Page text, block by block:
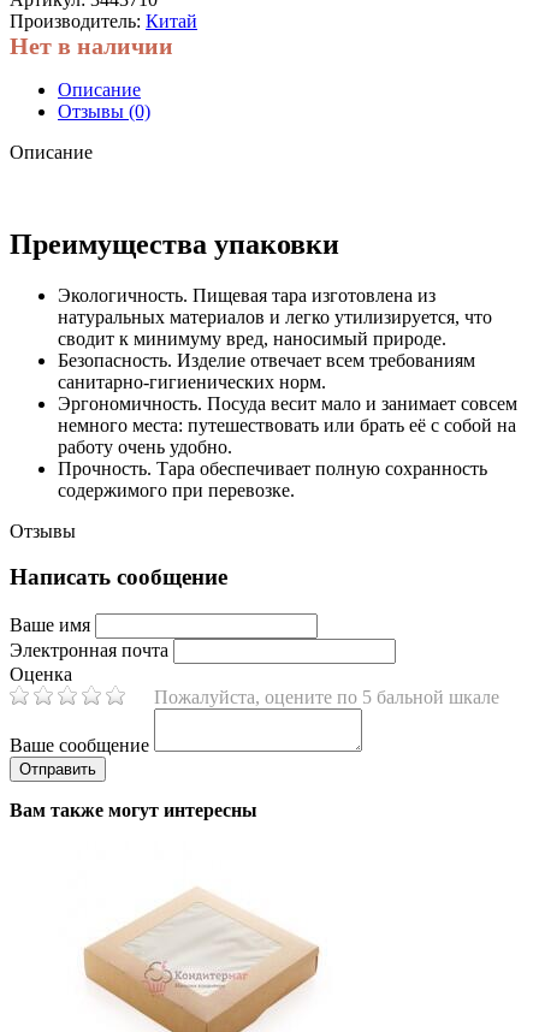
Производитель: Китай
Нет в наличии
Описание
Отзывы (0)
Описание
Преимущества упаковки
Экологичность. Пищевая тара изготовлена из
натуральных материалов и легко утилизируется, что
сводит к минимуму вред, наносимый природе.
Безопасность. Изделие отвечает всем требованиям
санитарно-гигиенических норм.
Эргономичность. Посуда весит мало и занимает совсем
немного места: путешествовать или брать её с собой на
работу очень удобно.
Прочность. Тара обеспечивает полную сохранность
содержимого при перевозке.
Отзывы
Написать сообщение
Ваше имя
Электронная почта
Оценка
Пожалуйста, оцените по 5 бальной шкале
Ваше сообщение
Вам также могут интересны